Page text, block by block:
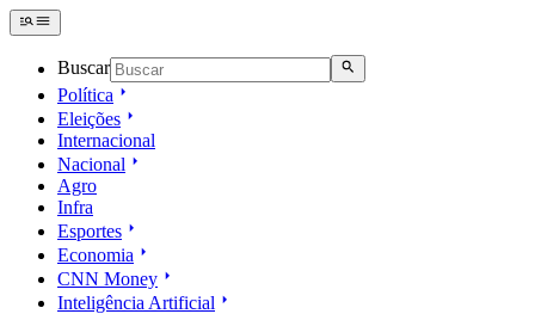
Buscar
Política
Eleições
Internacional
Nacional
Agro
Infra
Esportes
Economia
CNN Money
Inteligência Artificial